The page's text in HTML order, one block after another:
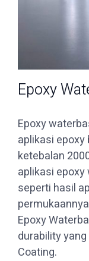
Epoxy
Epoxy
aplikasi epoxy
ketebalan
aplikasi
seperti hasil
Epoxy
durability
Coating.